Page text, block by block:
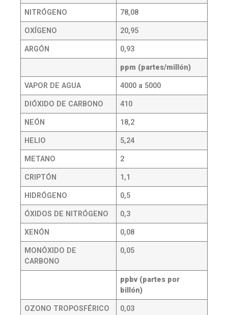
NITRÓGENO 78,08
OXÍGENO 20,95
ARGÓN 0,93
ppm (partes/millón)
VAPOR DE AGUA 4000 a 5000
DIÓXIDO DE CARBONO 410
NEÓN 18,2
HELIO 5,24
METANO 2
CRIPTÓN 1,1
HIDRÓGENO 0,5
ÓXIDOS DE NITRÓGENO 0,3
XENÓN 0,08
MONÓXIDO DE
CARBONO
0,05
ppbv (partes por
billón)
OZONO TROPOSFÉRICO 0,03